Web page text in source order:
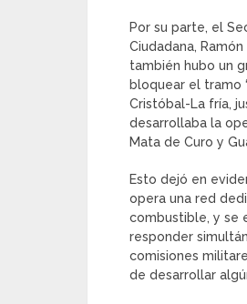
Por su parte, el
Ciudadana,
también hubo un
bloquear el tramo
Cristóbal-La fría,
desarrollaba la
Mata de Curo y
Esto dejó en
opera una red
combustible, y se
responder
comisiones
de desarrollar